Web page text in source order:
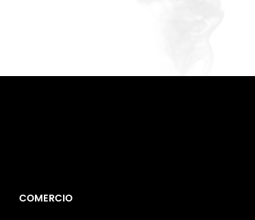
COMERCIO